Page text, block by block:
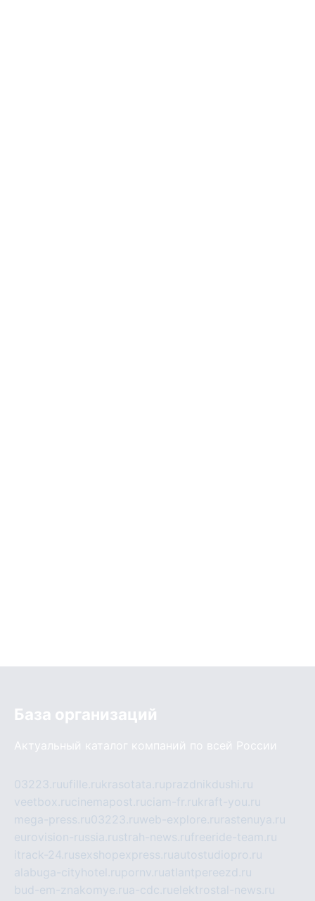
База организаций
Актуальный каталог компаний по всей России
03223.ruufille.rukrasotata.ruprazdnikdushi.ru
veetbox.rucinemapost.ruciam-fr.rukraft-you.ru
mega-press.ru03223.ruweb-explore.ru rastenuya.ru
eurovision-russia.rustrah-news.rufreeride-team.ru
itrack-24.rusexshopexpress.ruautostudiopro.ru
alabuga-cityhotel.rupornv.ruatlantpereezd.ru
bud-em-znakomye.rua-cdc.ruelektrostal-news.ru